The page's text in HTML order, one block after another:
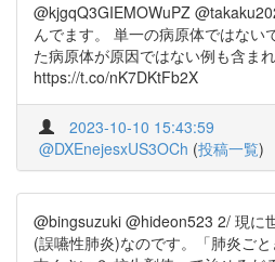
@kjgqQ3GIEMOWuPZ
んでます。 単一の病原体ではない
た病原体が原因ではない例も含ま
https://t.co/nK7DKtFb2X
2023-10-10 15:43:59
@DXEnejesxUS3OCh (投稿一覧)
@bingsuzuki @hideon523 2/ 現に
(誤嚥性肺炎)なのです。「肺炎ご